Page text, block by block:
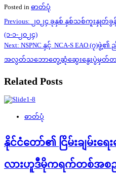
Posted in ဓာတ်ပုံ
Post
navigation
Previous:
၂၀၂၄ ခုနှစ် နှစ်သစ်ကူးနှုတ်
(၁-၁-၂၀၂၄)
Next: NSPNC နှင့် NCA-S EAO (၇)
အလွတ်သဘောတွေ့ဆုံဆွေးနွေးပွဲမှတ်တမ်
Related Posts
ဓာတ်ပုံ
နိုင်ငံတော်၏ ငြိမ်းချမ်းရေ
လားဟူဒီမိုကရက်တစ်အစ